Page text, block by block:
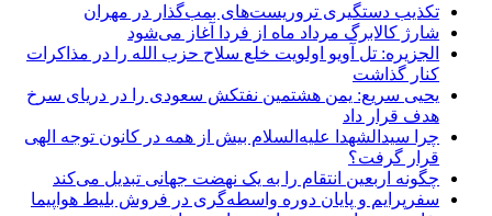
تکذیب دستگیری تروریست‌های بمب‌گذار در مهران
شارژ کالابرگ مرداد ماه از فردا آغاز می‌شود
الجزیره: تل آویو اولویت خلع سلاح حزب الله را در مذاکرات
کنار گذاشت
یحیی سریع: یمن هشتمین نفتکش سعودی را در دریای سرخ
هدف قرار داد
چرا سیدالشهدا علیه‌السلام بیش از همه در کانون توجه الهی
قرار گرفت؟
چگونه اربعین انتقام را به یک نهضت جهانی تبدیل می‌کند
سفرپرایم و پایان دوره واسطه‌گری در فروش بلیط هواپیما